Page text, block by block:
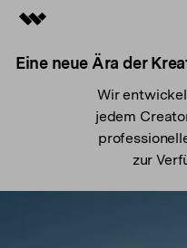
Top-Produkte
KI-gestützte digitale
Dienstprogramme
Presseraum
Eine neue Ära der
Wir
jedem
zur